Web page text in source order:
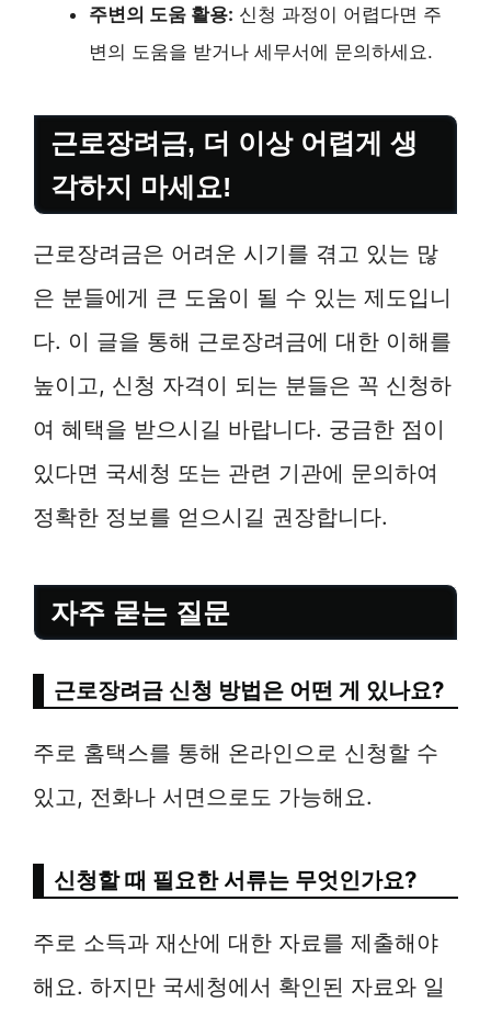
주변의 도움 활용: 신청 과정이 어렵다면 주
변의 도움을 받거나 세무서에 문의하세요.
근로장려금, 더 이상 어렵게 생
각하지 마세요!
근로장려금은 어려운 시기를 겪고 있는 많
은 분들에게 큰 도움이 될 수 있는 제도입니
다. 이 글을 통해 근로장려금에 대한 이해를
높이고, 신청 자격이 되는 분들은 꼭 신청하
여 혜택을 받으시길 바랍니다. 궁금한 점이
있다면 국세청 또는 관련 기관에 문의하여
정확한 정보를 얻으시길 권장합니다.
자주 묻는 질문
근로장려금 신청 방법은 어떤 게 있나요?
주로 홈택스를 통해 온라인으로 신청할 수
있고, 전화나 서면으로도 가능해요.
신청할 때 필요한 서류는 무엇인가요?
주로 소득과 재산에 대한 자료를 제출해야
해요. 하지만 국세청에서 확인된 자료와 일